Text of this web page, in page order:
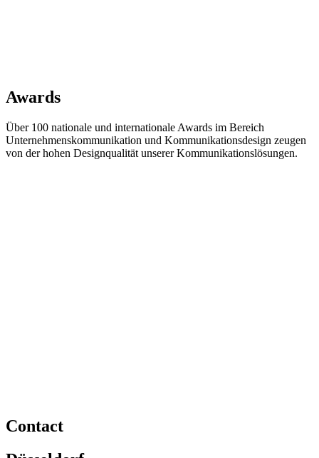
Awards
Über 100 nationale und internationale Awards im Bereich
Unternehmenskommunikation und Kommunikationsdesign zeugen
von der hohen Designqualität unserer Kommunikationslösungen.
Contact